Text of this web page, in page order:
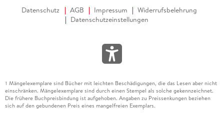
Datenschutz AGB Impressum
Widerrufsbelehrung
Datenschutzeinstellungen
1 Mängelexemplare sind Bücher mit leichten Beschädigungen, die das Lesen aber nicht
einschränken. Mängelexemplare sind durch einen Stempel als solche gekennzeichnet.
Die frühere Buchpreisbindung ist aufgehoben. Angaben zu Preissenkungen beziehen
sich auf den gebundenen Preis eines mangelfreien Exemplars.